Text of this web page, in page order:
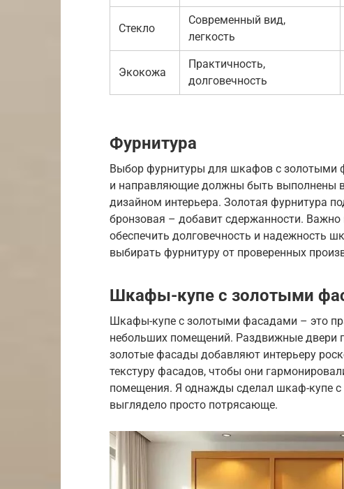
Стекло
Современный вид,
легкость
Экокожа
Практичность,
долговечность
Фурнитура
Выбор фурнитуры для шкафов с золотыми
и направляющие должны быть выполнены
дизайном интерьера. Золотая фурнитура
бронзовая – добавит сдержанности.
обеспечить долговечность и надежность
выбирать фурнитуру от проверенных
Шкафы-купе с золотыми
Шкафы-купе с золотыми фасадами – это
небольших помещений. Раздвижные двери
золотые фасады добавляют интерьеру
текстуру фасадов, чтобы они
помещения. Я однажды сделал шкаф-купе
выглядело просто потрясающе.